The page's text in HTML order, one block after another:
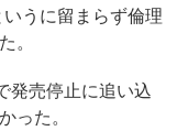
うに留まらず倫理
。
発売停止に追い込
った。